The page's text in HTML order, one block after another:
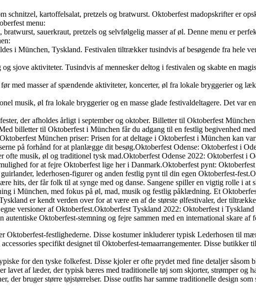
schnitzel, kartoffelsalat, pretzels og bratwurst. Oktoberfest madopskrifter er
menu:
sauerkraut, pretzels og selvfølgelig masser af øl. Denne menu er
i München, Tyskland. Festivalen tiltrækker tusindvis af besøgende fra hele
sjove aktiviteter. Tusindvis af mennesker deltog i festivalen og skabte en
med masser af spændende aktiviteter, koncerter, øl fra lokale bryggerier og
musik, øl fra lokale bryggerier og en masse glade festivaldeltagere. Det var
der afholdes årligt i september og oktober. Billetter til Oktoberfest
billetter til Oktoberfest i München får du adgang til en festlig begivenhed
München priser: Prisen for at deltage i Oktoberfest i München kan
på forhånd for at planlægge dit besøg.Oktoberfest Odense: Oktoberfest i
musik, øl og traditionel tysk mad.Oktoberfest Odense 2022: Oktoberfest i
for at fejre Oktoberfest lige her i Danmark.Oktoberfest pynt:
lederhosen-figurer og anden festlig pynt til din egen Oktoberfest-
hits, der får folk til at synge med og danse. Sangene spiller en vigtig rolle i at
i München, med fokus på øl, mad, musik og festlig påklædning. Et
er kendt verden over for at være en af de største ølfestivaler, der
versioner af Oktoberfest.Oktoberfest Tyskland 2022: Oktoberfest i
Oktoberfest-stemning og fejre sammen med en international skare af
Oktoberfest-festlighederne. Disse kostumer inkluderer typisk Lederhosen til
specifikt designet til Oktoberfest-temaarrangementer. Disse butikker
for den tyske folkefest. Disse kjoler er ofte prydet med fine detaljer såsom
af læder, der typisk bæres med traditionelle tøj som skjorter, strømper og
der bruger større tøjstørrelser. Disse outfits har samme traditionelle design som